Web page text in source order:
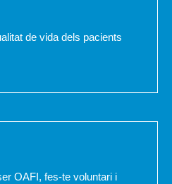
de vida dels pacients
OAFI, fes-te voluntari i